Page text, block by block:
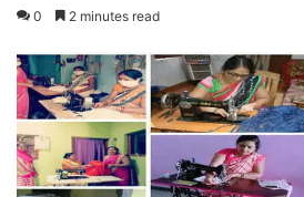
0 2 minutes read